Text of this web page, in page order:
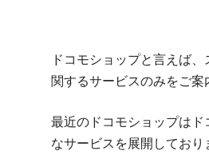
ドコモショップと言えば
関するサービスのみをご案
最近のドコモショップは
なサービスを展開しており